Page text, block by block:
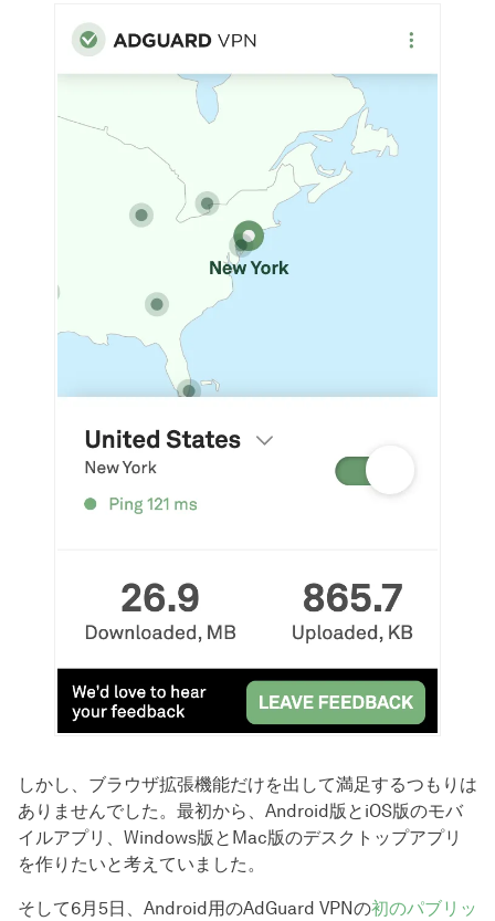
しかし、ブラウザ拡張機能だけを出して満足するつもりは
ありませんでした。最初から、Android版とiOS版のモバ
イルアプリ、Windows版とMac版のデスクトップアプリ
を作りたいと考えていました。
そして6月5日、Android用のAdGuard VPNの初のパブリッ